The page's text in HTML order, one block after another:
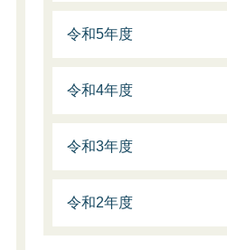
令和5年度
令和4年度
令和3年度
令和2年度